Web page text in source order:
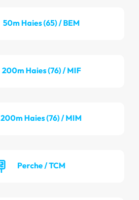
50m Haies (65) / BEM
200m Haies (76) / MIF
200m Haies (76) / MIM
Perche / TCM